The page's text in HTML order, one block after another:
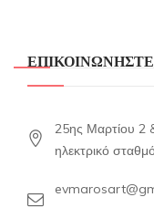
25ης Μαρτίου 2
ηλεκτρικό